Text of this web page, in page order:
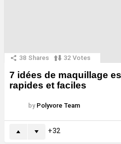
38 Shares 32 Votes
7 idées de maquillage
rapides et faciles
by Polyvore Team
32